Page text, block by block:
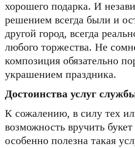
хорошего подарка. И
решением всегда были и
другой город, всегда
любого торжества. Не
композиция обязательно
украшением праздника.
Достоинства услуг
К сожалению, в силу тех
возможность вручить
особенно полезна такая